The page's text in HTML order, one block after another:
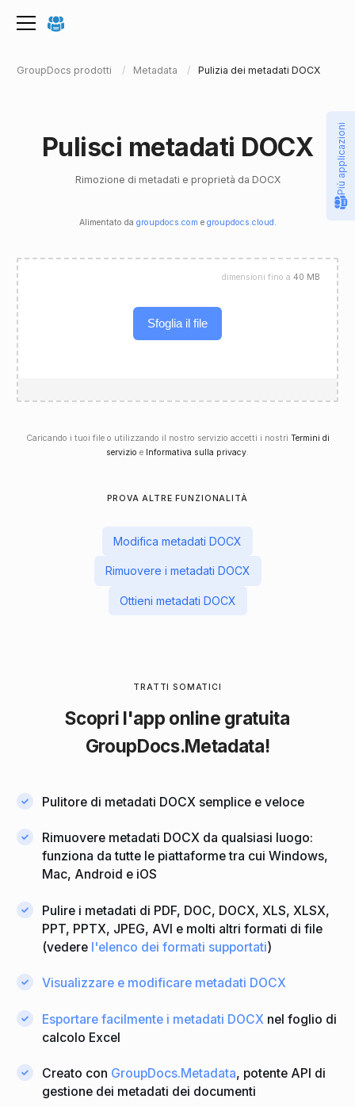
GroupDocs prodotti Metadata Pulizia dei metadati DOCX
Pulisci metadati DOCX
Rimozione di metadati e proprietà da DOCX
Alimentato da groupdocs.com e groupdocs.cloud .
Sfoglia il file
dimensioni fino a 40 MB
Caricando i tuoi file o utilizzando il nostro servizio accetti i nostri Termini di
servizio e Informativa sulla privacy.
PROVA ALTRE FUNZIONALITÀ
Modifica metadati DOCX
Rimuovere i metadati DOCX
Ottieni metadati DOCX
TRATTI SOMATICI
Scopri l'app online gratuita
GroupDocs.Metadata!
Pulitore di metadati DOCX semplice e veloce
Rimuovere metadati DOCX da qualsiasi luogo:
funziona da tutte le piattaforme tra cui Windows,
Mac, Android e iOS
Pulire i metadati di PDF, DOC, DOCX, XLS, XLSX,
PPT, PPTX, JPEG, AVI e molti altri formati di file
(vedere l'elenco dei formati supportati)
Visualizzare e modificare metadati DOCX
Esportare facilmente i metadati DOCX nel foglio di
calcolo Excel
Creato con GroupDocs.Metadata, potente API di
gestione dei metadati dei documenti
Più applicazioni